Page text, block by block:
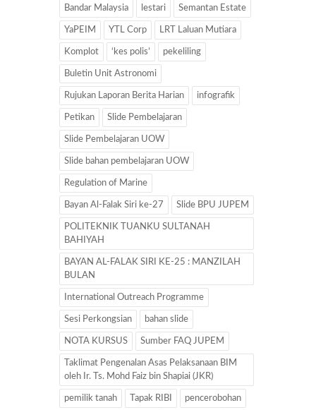
Bandar Malaysia lestari Semantan Estate
YaPEIM YTL Corp LRT Laluan Mutiara
Komplot ‘kes polis’ pekeliling
Buletin Unit Astronomi
Rujukan Laporan Berita Harian infografik
Petikan Slide Pembelajaran
Slide Pembelajaran UOW
Slide bahan pembelajaran UOW
Regulation of Marine
Bayan Al-Falak Siri ke-27 Slide BPU JUPEM
POLITEKNIK TUANKU SULTANAH
BAHIYAH
BAYAN AL-FALAK SIRI KE-25 : MANZILAH
BULAN
International Outreach Programme
Sesi Perkongsian bahan slide
NOTA KURSUS Sumber FAQ JUPEM
Taklimat Pengenalan Asas Pelaksanaan BIM
oleh Ir. Ts. Mohd Faiz bin Shapiai (JKR)
pemilik tanah Tapak RIBI pencerobohan